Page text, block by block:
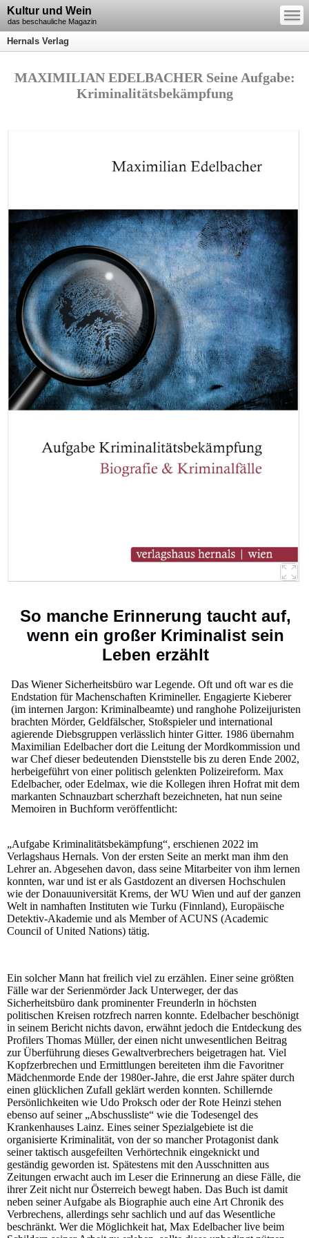
Kultur und Wein
das beschauliche Magazin
—
—
—
Hernals Verlag
MAXIMILIAN EDELBACHER Seine Aufgabe:
Kriminalitätsbekämpfung
So manche Erinnerung taucht auf,
wenn ein großer Kriminalist sein
Leben erzählt
Das Wiener Sicherheitsbüro war Legende. Oft und oft war es die
Endstation für Machenschaften Krimineller. Engagierte Kieberer
(im internen Jargon: Kriminalbeamte) und ranghohe Polizeijuristen
brachten Mörder, Geldfälscher, Stoßspieler und international
agierende Diebsgruppen verlässlich hinter Gitter. 1986 übernahm
Maximilian Edelbacher dort die Leitung der Mordkommission und
war Chef dieser bedeutenden Dienststelle bis zu deren Ende 2002,
herbeigeführt von einer politisch gelenkten Polizeireform. Max
Edelbacher, oder Edelmax, wie die Kollegen ihren Hofrat mit dem
markanten Schnauzbart scherzhaft bezeichneten, hat nun seine
Memoiren in Buchform veröffentlicht:
„Aufgabe Kriminalitätsbekämpfung“, erschienen 2022 im
Verlagshaus Hernals. Von der ersten Seite an merkt man ihm den
Lehrer an. Abgesehen davon, dass seine Mitarbeiter von ihm lernen
konnten, war und ist er als Gastdozent an diversen Hochschulen
wie der Donauuniversität Krems, der WU Wien und auf der ganzen
Welt in namhaften Instituten wie Turku (Finnland), Europäische
Detektiv-Akademie und als Member of ACUNS (Academic
Council of United Nations) tätig.
Ein solcher Mann hat freilich viel zu erzählen. Einer seine größten
Fälle war der Serienmörder Jack Unterweger, der das
Sicherheitsbüro dank prominenter Freunderln in höchsten
politischen Kreisen rotzfrech narren konnte. Edelbacher beschönigt
in seinem Bericht nichts davon, erwähnt jedoch die Entdeckung des
Profilers Thomas Müller, der einen nicht unwesentlichen Beitrag
zur Überführung dieses Gewaltverbrechers beigetragen hat. Viel
Kopfzerbrechen und Ermittlungen bereiteten ihm die Favoritner
Mädchenmorde Ende der 1980er-Jahre, die erst Jahre später durch
einen glücklichen Zufall geklärt werden konnten. Schillernde
Persönlichkeiten wie Udo Proksch oder der Rote Heinzi stehen
ebenso auf seiner „Abschussliste“ wie die Todesengel des
Krankenhauses Lainz. Eines seiner Spezialgebiete ist die
organisierte Kriminalität, von der so mancher Protagonist dank
seiner taktisch ausgefeilten Verhörtechnik eingeknickt und
geständig geworden ist. Spätestens mit den Ausschnitten aus
Zeitungen erwacht auch im Leser die Erinnerung an diese Fälle, die
ihrer Zeit nicht nur Österreich bewegt haben. Das Buch ist damit
neben seiner Aufgabe als Biographie auch eine Art Chronik des
Verbrechens, allerdings sehr sachlich und auf das Wesentliche
beschränkt. Wer die Möglichkeit hat, Max Edelbacher live beim